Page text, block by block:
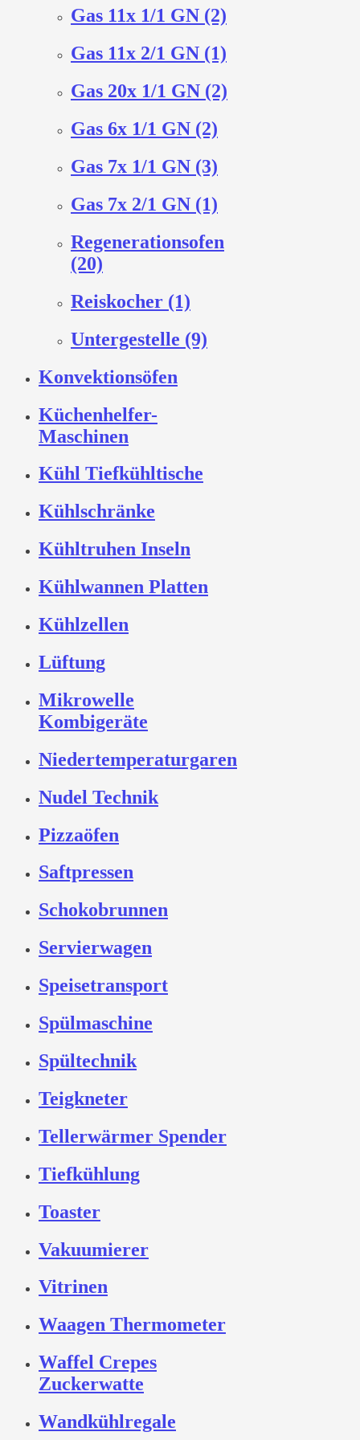
Gas 11x 1/1 GN (2)
Gas 11x 2/1 GN (1)
Gas 20x 1/1 GN (2)
Gas 6x 1/1 GN (2)
Gas 7x 1/1 GN (3)
Gas 7x 2/1 GN (1)
Regenerationsofen
(20)
Reiskocher (1)
Untergestelle (9)
Konvektionsöfen
Küchenhelfer-
Maschinen
Kühl Tiefkühltische
Kühlschränke
Kühltruhen Inseln
Kühlwannen Platten
Kühlzellen
Lüftung
Mikrowelle
Kombigeräte
Niedertemperaturgaren
Nudel Technik
Pizzaöfen
Saftpressen
Schokobrunnen
Servierwagen
Speisetransport
Spülmaschine
Spültechnik
Teigkneter
Tellerwärmer Spender
Tiefkühlung
Toaster
Vakuumierer
Vitrinen
Waagen Thermometer
Waffel Crepes
Zuckerwatte
Wandkühlregale